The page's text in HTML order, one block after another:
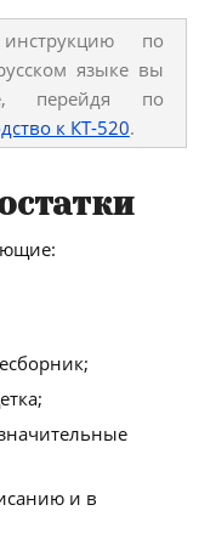
по
языке вы
перейдя по
к КТ-520.
и в